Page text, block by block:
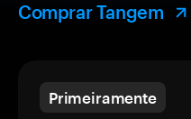
Comprar Tangem
Primeiramente